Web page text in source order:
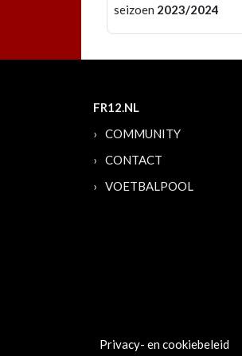
seizoen 2023/2024
FR12.NL
COMMUNITY
CONTACT
VOETBALPOOL
Privacy- en cookiebeleid